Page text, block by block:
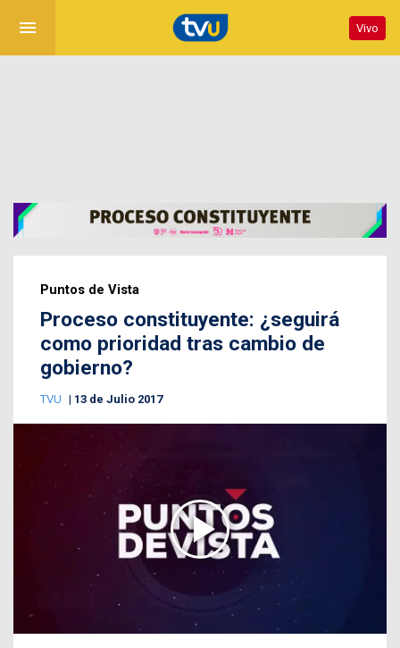
menu Vivo
Puntos de Vista
Proceso constituyente: ¿seguirá
como prioridad tras cambio de
gobierno?
TVU 13 de Julio 2017